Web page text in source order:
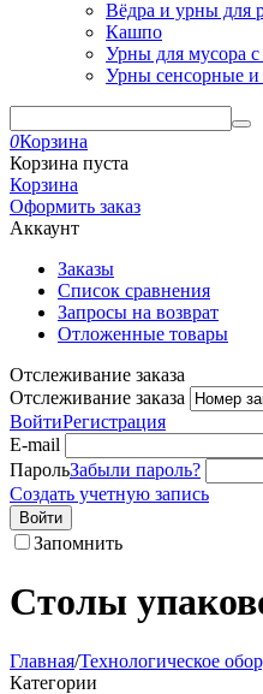
Вёдра и урны для
Кашпо
Урны для мусора
Урны сенсорные и
0Корзина
Корзина пуста
Корзина
Оформить заказ
Аккаунт
Заказы
Список сравнения
Запросы на возврат
Отложенные товары
Отслеживание заказа
Отслеживание заказа
ВойтиРегистрация
E-mail
ПарольЗабыли пароль?
Создать учетную запись
Войти
Запомнить
Столы
Главная/Технологическое
Категории